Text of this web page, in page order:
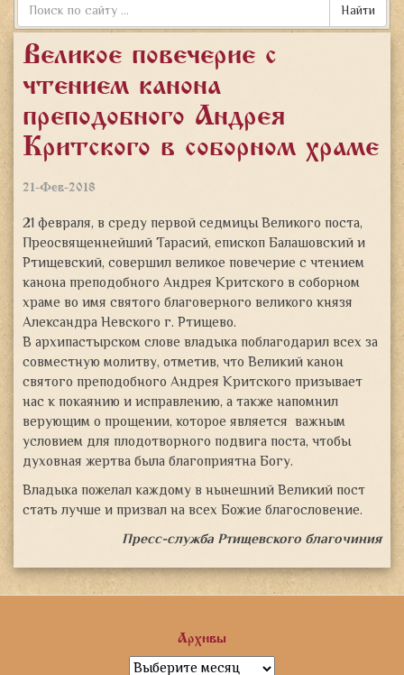
Найти
Великое повечерие с
чтением канона
преподобного Андрея
Критского в соборном храме
21-Фев-2018
21 февраля, в среду первой седмицы Великого поста,
Преосвященнейший Тарасий, епископ Балашовский и
Ртищевский, совершил великое повечерие с чтением
канона преподобного Андрея Критского в соборном
храме во имя святого благоверного великого князя
Александра Невского г. Ртищево.
В архипастырском слове владыка поблагодарил всех за
совместную молитву, отметив, что Великий канон
святого преподобного Андрея Критского призывает
нас к покаянию и исправлению, а также напомнил
верующим о прощении, которое является важным
условием для плодотворного подвига поста, чтобы
духовная жертва была благоприятна Богу.
Владыка пожелал каждому в нынешний Великий пост
стать лучше и призвал на всех Божие благословение.
Пресс-служба Ртищевского благочиния
Архивы
Архивы